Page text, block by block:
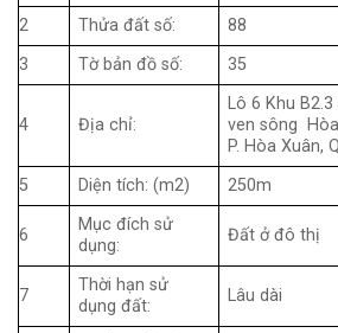
2
Thửa đất số:
88
3
Tờ bản đồ số: 35
4 Địa chỉ:
Lô 6 Khu
ven sông
P. Hòa Xuân,
5
Diện tích: (m2) 250m
6
Mục đích sử
dụng:
Đất ở đô thị
7
Thời hạn sử
dụng đất:
Lâu dài